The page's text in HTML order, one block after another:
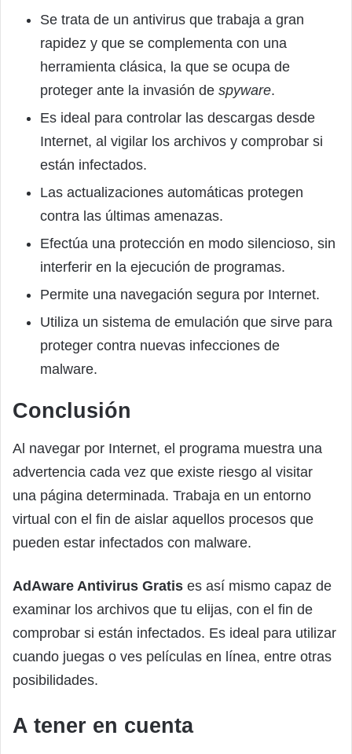
Se trata de un antivirus que trabaja a gran
rapidez y que se complementa con una
herramienta clásica, la que se ocupa de
proteger ante la invasión de spyware.
Es ideal para controlar las descargas desde
Internet, al vigilar los archivos y comprobar si
están infectados.
Las actualizaciones automáticas protegen
contra las últimas amenazas.
Efectúa una protección en modo silencioso, sin
interferir en la ejecución de programas.
Permite una navegación segura por Internet.
Utiliza un sistema de emulación que sirve para
proteger contra nuevas infecciones de
malware.
Conclusión
Al navegar por Internet, el programa muestra una
advertencia cada vez que existe riesgo al visitar
una página determinada. Trabaja en un entorno
virtual con el fin de aislar aquellos procesos que
pueden estar infectados con malware.
AdAware Antivirus Gratis es así mismo capaz de
examinar los archivos que tu elijas, con el fin de
comprobar si están infectados. Es ideal para utilizar
cuando juegas o ves películas en línea, entre otras
posibilidades.
A tener en cuenta